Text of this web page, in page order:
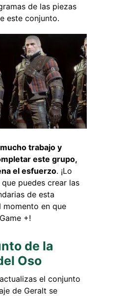
de las piezas
este conjunto.
trabajo y
este grupo,
el esfuerzo. ¡Lo
puedes crear las
de esta
momento en que
+!
de la
Oso
el conjunto
de Geralt se